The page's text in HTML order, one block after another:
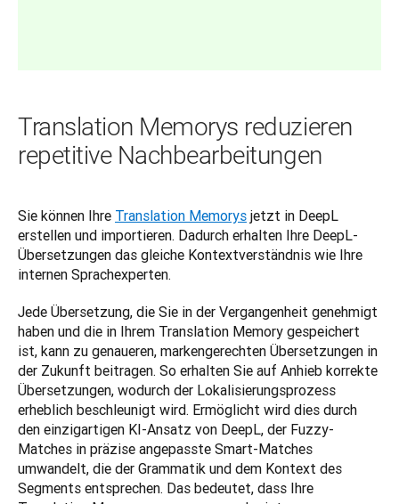
Translation Memorys reduzieren
repetitive Nachbearbeitungen
Sie können Ihre Translation Memorys jetzt in DeepL
erstellen und importieren. Dadurch erhalten Ihre DeepL-
Übersetzungen das gleiche Kontextverständnis wie Ihre
internen Sprachexperten.
Jede Übersetzung, die Sie in der Vergangenheit genehmigt
haben und die in Ihrem Translation Memory gespeichert
ist, kann zu genaueren, markengerechten Übersetzungen in
der Zukunft beitragen. So erhalten Sie auf Anhieb korrekte
Übersetzungen, wodurch der Lokalisierungsprozess
erheblich beschleunigt wird. Ermöglicht wird dies durch
den einzigartigen KI-Ansatz von DeepL, der Fuzzy-
Matches in präzise angepasste Smart-Matches
umwandelt, die der Grammatik und dem Kontext des
Segments entsprechen. Das bedeutet, dass Ihre